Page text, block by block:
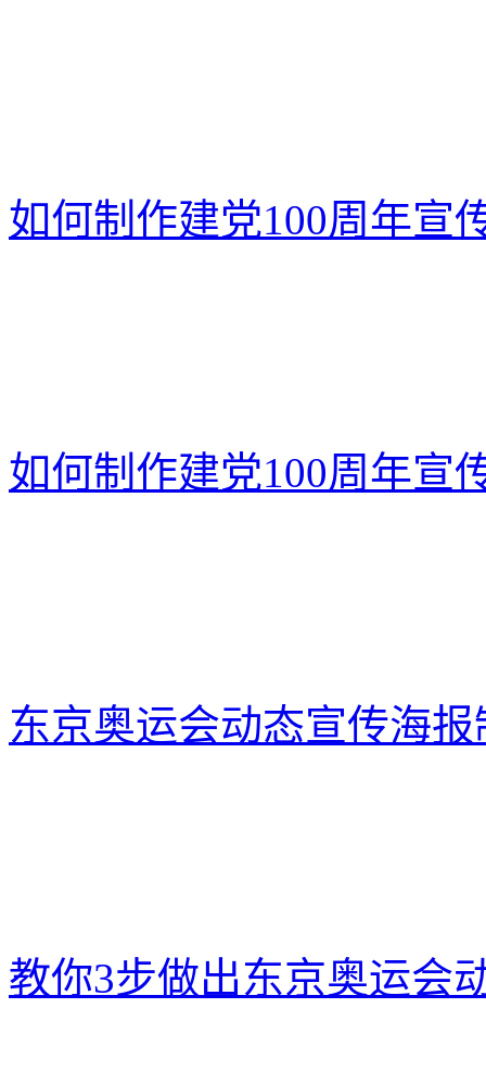
如何制作建党100周年宣
如何制作建党100周年宣
东京奥运会动态宣传海
教你3步做出东京奥运会